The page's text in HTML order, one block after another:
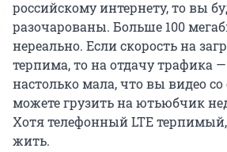
российскому интернету, то вы
разочарованы. Больше 100
нереально. Если скорость на
терпима, то на отдачу трафика
настолько мала, что вы видео
можете грузить на ютьюбчик
Хотя телефонный LTE
жить.